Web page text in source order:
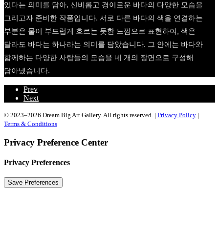
있다는 의미를 담아, 신비롭고 경이로운 바다의 다양한 모습을
그리고자 준비한 작품입니다. 서로 다른 바다의 색을 연결하는
부분은 물이 부드럽게 흐르는 듯한 느낌으로 표현하여, 색은
달라도 바다는 하나라는 의미를 담았습니다. 그 안에는 바다와
함께하는 다양한 사람들의 모습을 네 개의 장면으로 구성해
담아냈습니다.
Prev
Next
© 2023–2026 Dream Big Art Gallery. All rights reserved. | Privacy Policy |
Terms & Conditions
Privacy Preference Center
Privacy Preferences